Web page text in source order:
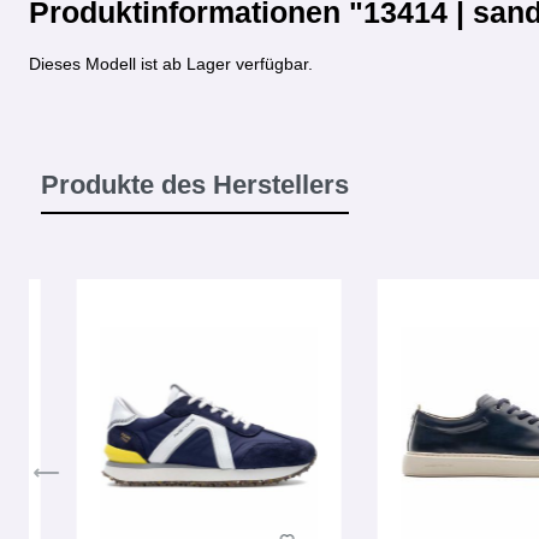
Produktinformationen "13414 |
Dieses Modell ist ab Lager verfügbar.
Produkte des Herstellers